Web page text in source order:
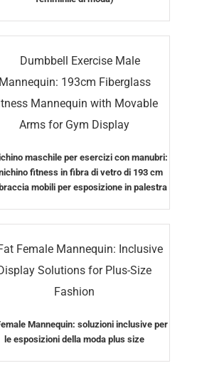
maschile per esercizi con manubri:
fitness in fibra di vetro di 193 cm
mobili per esposizione in palestra
Mannequin: soluzioni inclusive per
le esposizioni della moda plus size